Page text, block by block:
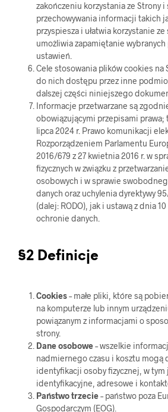
zakończeniu korzystania ze Strony i
przechowywania informacji takich
przyspiesza i ułatwia korzystanie
umożliwia zapamiętanie wybranych
ustawień.
Cele stosowania plików cookies na
do nich dostępu przez inne
dalszej części niniejszego
Informacje przetwarzane są
obowiązującymi przepisami prawa;
lipca 2024 r. Prawo komunikacji
Rozporządzeniem Parlamentu
2016/679 z 27 kwietnia 2016 r. w
fizycznych w związku z
osobowych i w sprawie
danych oraz uchylenia dyrektywy
(dalej: RODO), jak i ustawą z dnia
ochronie danych.
§2 Definicje
Cookies– małe pliki, które są
na komputerze lub innym
powiązanym z informacjami o
strony.
Dane osobowe– wszelkie
nadmiernego czasu i kosztu mogą
identyfikacji osoby fizycznej, w tym
identyfikacyjne, adresowe i
Państwo trzecie– państwo poza
Gospodarczym (EOG).